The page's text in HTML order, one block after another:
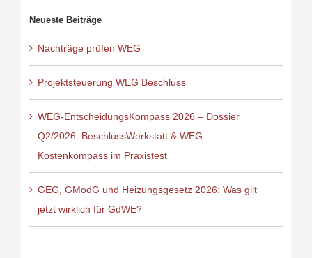
Neueste Beiträge
Nachträge prüfen WEG
Projektsteuerung WEG Beschluss
WEG-EntscheidungsKompass 2026 – Dossier
Q2/2026: BeschlussWerkstatt & WEG-
Kostenkompass im Praxistest
GEG, GModG und Heizungsgesetz 2026: Was gilt
jetzt wirklich für GdWE?